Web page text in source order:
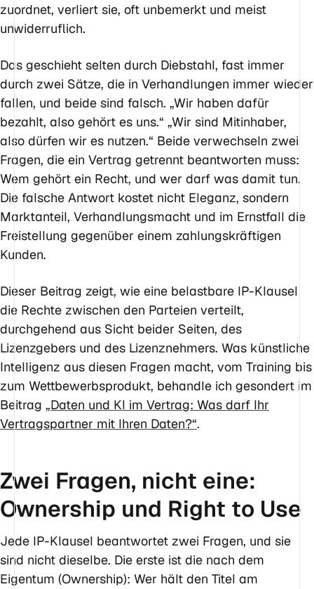
zuordnet, verliert sie, oft unbemerkt und meist
unwiderruflich.
Das geschieht selten durch Diebstahl, fast immer
durch zwei Sätze, die in Verhandlungen immer wieder
fallen, und beide sind falsch. „Wir haben dafür
bezahlt, also gehört es uns.“ „Wir sind Mitinhaber,
also dürfen wir es nutzen.“ Beide verwechseln zwei
Fragen, die ein Vertrag getrennt beantworten muss:
Wem gehört ein Recht, und wer darf was damit tun.
Die falsche Antwort kostet nicht Eleganz, sondern
Marktanteil, Verhandlungsmacht und im Ernstfall die
Freistellung gegenüber einem zahlungskräftigen
Kunden.
Dieser Beitrag zeigt, wie eine belastbare IP-Klausel
die Rechte zwischen den Parteien verteilt,
durchgehend aus Sicht beider Seiten, des
Lizenzgebers und des Lizenznehmers. Was künstliche
Intelligenz aus diesen Fragen macht, vom Training bis
zum Wettbewerbsprodukt, behandle ich gesondert im
Beitrag „Daten und KI im Vertrag: Was darf Ihr
Vertragspartner mit Ihren Daten?“.
Zwei Fragen, nicht eine:
Ownership und Right to Use
Jede IP-Klausel beantwortet zwei Fragen, und sie
sind nicht dieselbe. Die erste ist die nach dem
Eigentum (Ownership): Wer hält den Titel am